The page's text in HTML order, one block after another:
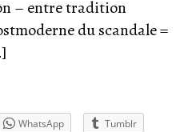
– entre tradition
du scandale =
WhatsApp Tumblr